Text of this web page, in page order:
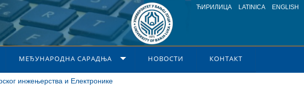
ЋИРИЛИЦА LATINICA ENGLISH
МЕЂУНАРОДНА САРАДЊА НОВОСТИ КОНТАКТ
инжењерства и Електронике